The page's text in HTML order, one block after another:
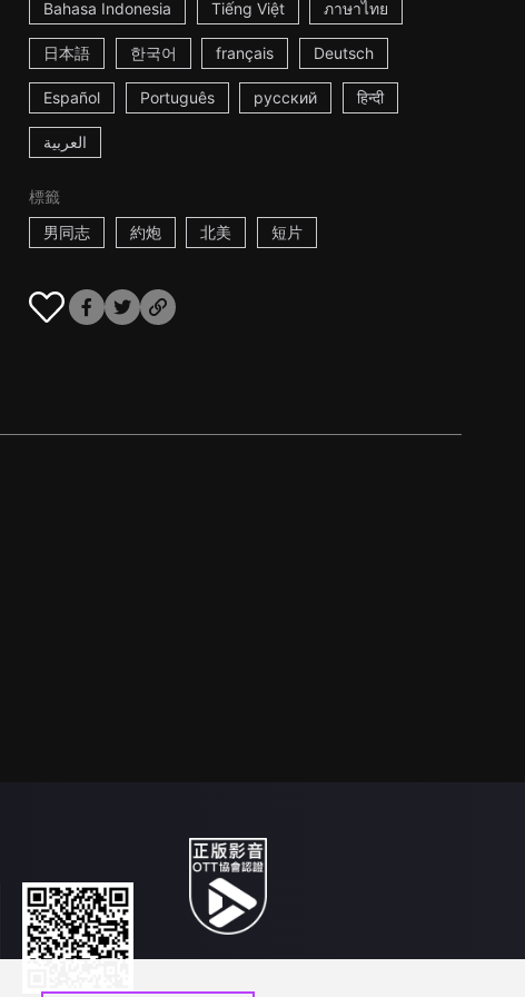
Bahasa Indonesia Tiếng Việt ภาษาไทย
日本語 한국어 français Deutsch
Español Português русский हिन्दी
العربية
標籤
男同志
約炮 北美 短片